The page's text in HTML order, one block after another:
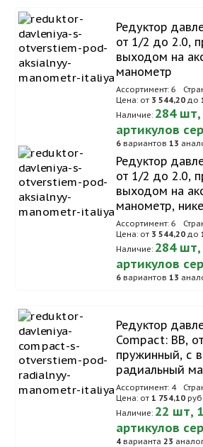
Редуктор
от 1/2 до 2.0,
выходом на
манометр
Ассортимент: 6
Цена: от 3 544,20 до
Наличие: 284 шт,
артикулов
6 вариантов 13
Редуктор
от 1/2 до 2.0,
выходом на
манометр,
Ассортимент: 6
Цена: от 3 544,20 до
Наличие: 284 шт,
артикулов
6 вариантов 13
Редуктор
Compact: ВВ,
пружинный, с
радиальный
Ассортимент: 4
Цена: от 1 754,10
Наличие: 22 шт,
артикулов
4 варианта 23